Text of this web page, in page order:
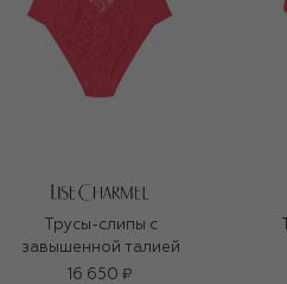
Трусы-слипы с
завышенной талией
16 650 ₽